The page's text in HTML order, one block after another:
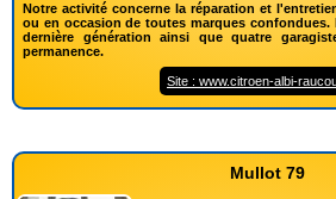
Notre activité concerne la réparation et
ou en occasion de toutes marques
dernière génération ainsi que quatre
permanence.
Site : www.citroen-albi-
Mullot 79